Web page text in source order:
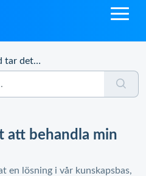
min återbetalning?
att behandla min
en lösning i vår kunskapsbas,